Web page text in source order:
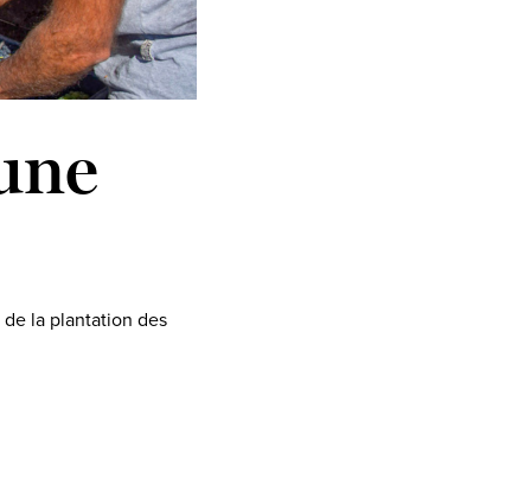
la plantation des